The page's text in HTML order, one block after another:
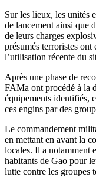
Sur les lieux, les unités
de lancement ainsi que
de leurs charges
présumés terroristes
l’utilisation récente du
Après une phase de
FAMa ont procédé à la
équipements identifiés,
ces engins par des
Le commandement
en mettant en avant la
locales. Il a notamment
habitants de Gao pour
lutte contre les groupes